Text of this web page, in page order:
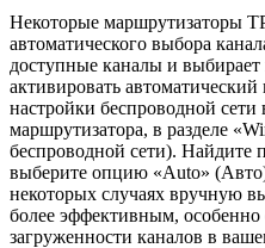
Некоторые маршрутизаторы
автоматического выбора
доступные каналы и
активировать
настройки беспроводной
маршрутизатора, в разделе
беспроводной сети). Найдите
выберите опцию «Auto»
некоторых случаях вручную
более эффективным,
загруженности каналов в